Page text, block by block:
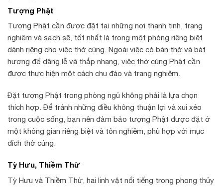
Tượng Phật
Tượng Phật cần được đặt tại những nơi thanh tịnh, trang
nghiêm và sạch sẽ, tốt nhất là trong một phòng riêng biệt
dành riêng cho việc thờ cúng. Ngoài việc có bàn thờ và bát
hương để dâng lễ và thắp nhang, việc thờ cúng Phật cần
được thực hiện một cách chu đáo và trang nghiêm.
Đặt tượng Phật trong phòng ngủ không phải là lựa chọn
thích hợp. Để tránh những điều không thuận lợi và xui xẻo
trong cuộc sống, bạn nên đảm bảo tượng Phật được đặt ở
một không gian riêng biệt và tôn nghiêm, phù hợp với mục
đích thờ cúng.
Tỳ Hưu, Thiềm Thừ
Tỳ Hưu và Thiềm Thừ, hai linh vật nổi tiếng trong phong thủy